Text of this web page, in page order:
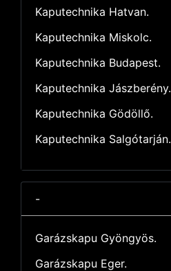
Kaputechnika Hatvan.
Kaputechnika Miskolc.
Kaputechnika Budapest.
Kaputechnika Jászberény.
Kaputechnika Gödöllő.
Kaputechnika Salgótarján.
-
Garázskapu Gyöngyös.
Garázskapu Eger.